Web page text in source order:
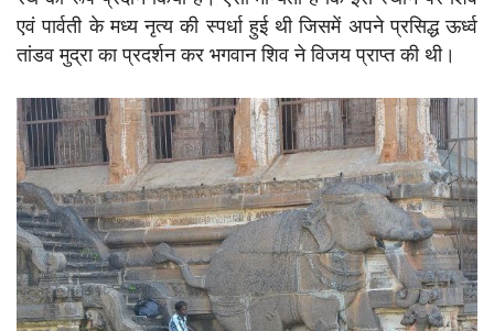
एवं पार्वती के मध्य नृत्य की स्पर्धा हुई थी जिसमें अपने प्रसिद्ध ऊर्ध्व
तांडव मुद्रा का प्रदर्शन कर भगवान शिव ने विजय प्राप्त की थी।